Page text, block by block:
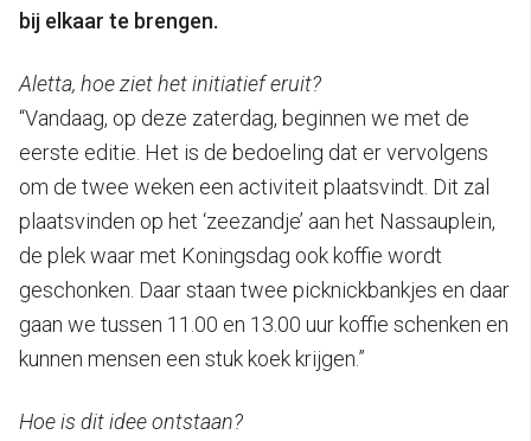
bij elkaar te brengen.
Aletta, hoe ziet het initiatief eruit?
“Vandaag, op deze zaterdag, beginnen we met de
eerste editie. Het is de bedoeling dat er vervolgens
om de twee weken een activiteit plaatsvindt. Dit zal
plaatsvinden op het ‘zeezandje’ aan het Nassauplein,
de plek waar met Koningsdag ook koffie wordt
geschonken. Daar staan twee picknickbankjes en daar
gaan we tussen 11.00 en 13.00 uur koffie schenken en
kunnen mensen een stuk koek krijgen.”
Hoe is dit idee ontstaan?